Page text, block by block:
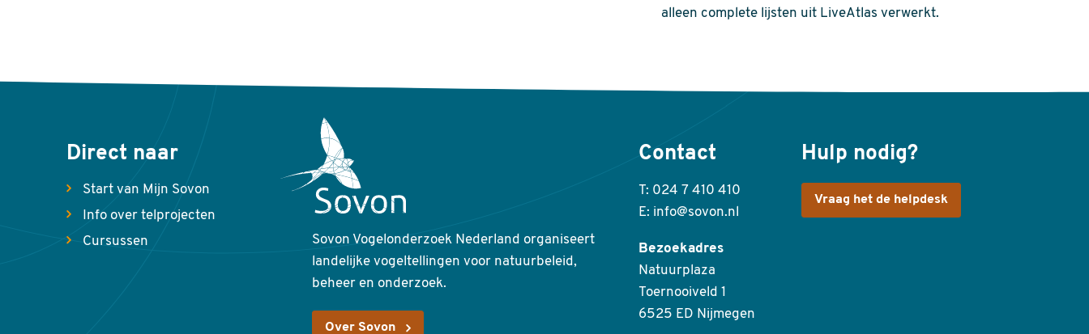
alleen complete lijsten uit LiveAtlas verwerkt.
Direct naar
Start van Mijn Sovon
Info over telprojecten
Cursussen
Sovon Vogelonderzoek Nederland organiseert
landelijke vogeltellingen voor natuurbeleid,
beheer en onderzoek.
Over Sovon
Contact
T: 024 7 410 410
E: info@sovon.nl
Bezoekadres
Natuurplaza
Toernooiveld 1
6525 ED Nijmegen
Hulp nodig?
Vraag het de helpdesk